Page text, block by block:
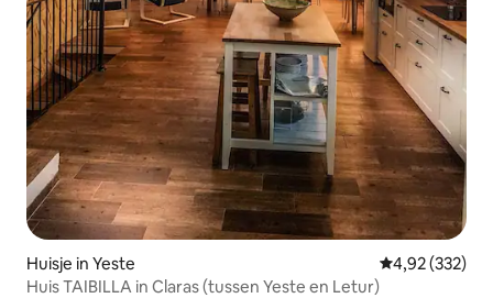
Huisje in Yeste Gemiddelde
4,92 (332)
Huis TAIBILLA in Claras (tussen Yeste en Letur)